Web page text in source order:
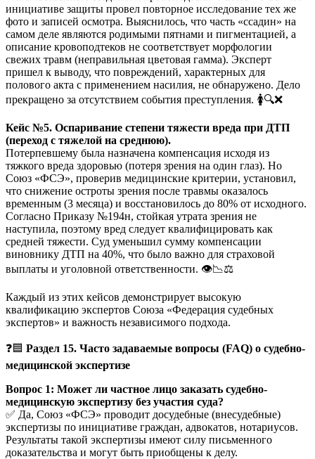
инициативе защиты провел повторное исследование тех же
фото и записей осмотра. Выяснилось, что часть «ссадин» на
самом деле являются родимыми пятнами и пигментацией, а
описание кровоподтеков не соответствует морфологии
свежих травм (неправильная цветовая гамма). Эксперт
пришел к выводу, что повреждений, характерных для
полового акта с применением насилия, не обнаружено. Дело
прекращено за отсутствием события преступления. 🚺🔍❌
Кейс №5. Оспаривание степени тяжести вреда при ДТП
(переход с тяжелой на среднюю).
Потерпевшему была назначена компенсация исходя из
тяжкого вреда здоровью (потеря зрения на один глаз). Но
Союз «ФСЭ», проверив медицинские критерии, установил,
что снижение остроты зрения после травмы оказалось
временным (3 месяца) и восстановилось до 80% от исходного.
Согласно Приказу №194н, стойкая утрата зрения не
наступила, поэтому вред следует квалифицировать как
средней тяжести. Суд уменьшил сумму компенсации
виновнику ДТП на 40%, что было важно для страховой
выплаты и уголовной ответственности. 👁️📉⚖️
Каждый из этих кейсов демонстрирует высокую
квалификацию экспертов Союза «Федерация судебных
экспертов» и важность независимого подхода.
❓🟦 Раздел 15. Часто задаваемые вопросы (FAQ) о судебно-
медицинской экспертизе
Вопрос 1: Может ли частное лицо заказать судебно-
медицинскую экспертизу без участия суда?
✅ Да, Союз «ФСЭ» проводит досудебные (внесудебные)
экспертизы по инициативе граждан, адвокатов, нотариусов.
Результаты такой экспертизы имеют силу письменного
доказательства и могут быть приобщены к делу.